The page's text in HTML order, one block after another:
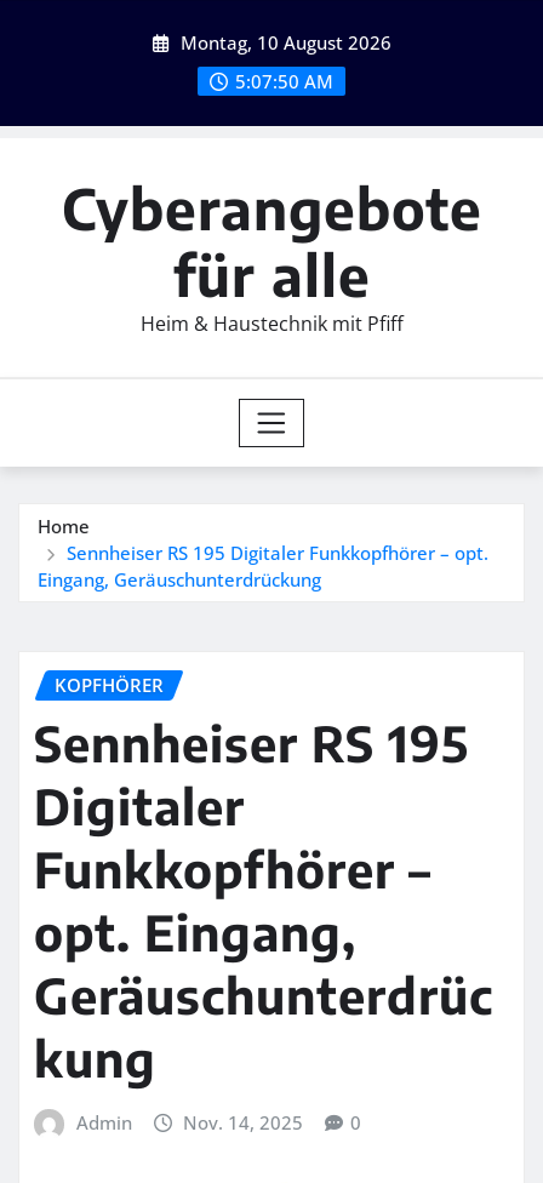
Montag, 10 August 2026
5:07:52 AM
Cyberangebote
für alle
Heim & Haustechnik mit Pfiff
Home
Sennheiser RS 195 Digitaler Funkkopfhörer – opt.
Eingang, Geräuschunterdrückung
KOPFHÖRER
Sennheiser RS 195
Digitaler
Funkkopfhörer –
opt. Eingang,
Geräuschunterdrüc
kung
Admin Nov. 14, 2025 0